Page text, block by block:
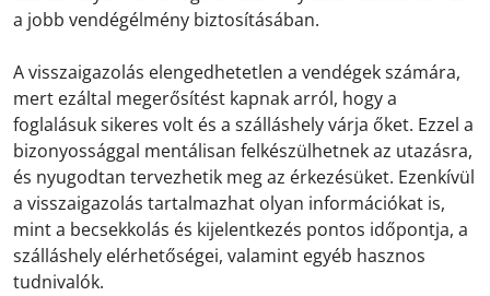
a jobb vendégélmény biztosításában.
A visszaigazolás elengedhetetlen a vendégek számára,
mert ezáltal megerősítést kapnak arról, hogy a
foglalásuk sikeres volt és a szálláshely várja őket. Ezzel a
bizonyossággal mentálisan felkészülhetnek az utazásra,
és nyugodtan tervezhetik meg az érkezésüket. Ezenkívül
a visszaigazolás tartalmazhat olyan információkat is,
mint a becsekkolás és kijelentkezés pontos időpontja, a
szálláshely elérhetőségei, valamint egyéb hasznos
tudnivalók.